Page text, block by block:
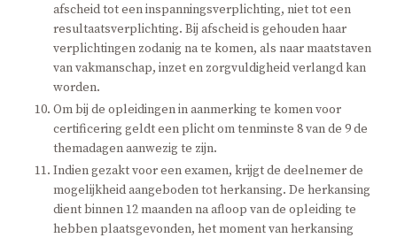
afscheid tot een inspanningsverplichting, niet tot een
resultaatsverplichting. Bij afscheid is gehouden haar
verplichtingen zodanig na te komen, als naar maatstaven
van vakmanschap, inzet en zorgvuldigheid verlangd kan
worden.
Om bij de opleidingen in aanmerking te komen voor
certificering geldt een plicht om tenminste 8 van de 9 de
themadagen aanwezig te zijn.
Indien gezakt voor een examen, krijgt de deelnemer de
mogelijkheid aangeboden tot herkansing. De herkansing
dient binnen 12 maanden na afloop van de opleiding te
hebben plaatsgevonden, het moment van herkansing